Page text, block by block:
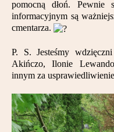
pomocną dłoń.
informacyjnym są
cmentarza.
P. S. Jesteśmy
Akińczo, Ilonie
innym za